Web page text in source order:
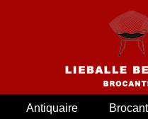
Antiquaire